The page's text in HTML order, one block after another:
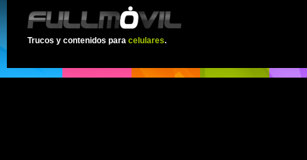
Trucos y contenidos para celulares.